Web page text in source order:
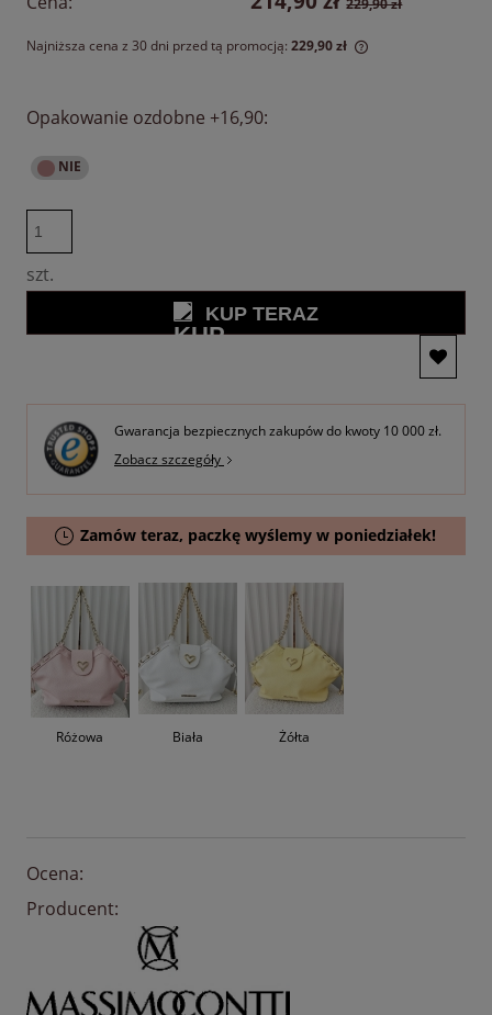
229,90 zł
Najniższa cena z 30 dni przed tą promocją: 229,90 zł
Różowa Biała Żółta
Opakowanie ozdobne +16,90:
szt.
KUP TERAZ
Gwarancja bezpiecznych zakupów do kwoty 10 000 zł.
Zobacz szczegóły
Zamów teraz, paczkę wyślemy w poniedziałek!
Ocena:
Producent: